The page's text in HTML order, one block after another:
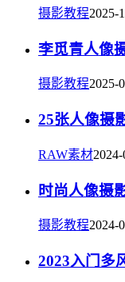
摄影教程2025-
李觅青人像
摄影教程2025-
25张人像摄
RAW素材
时尚人像摄
摄影教程2024-
2023入门多